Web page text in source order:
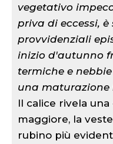
vegetativo
priva di eccessi,
provvidenziali
inizio d'autunno
termiche e
una maturazione
Il calice rivela
maggiore, la
rubino più